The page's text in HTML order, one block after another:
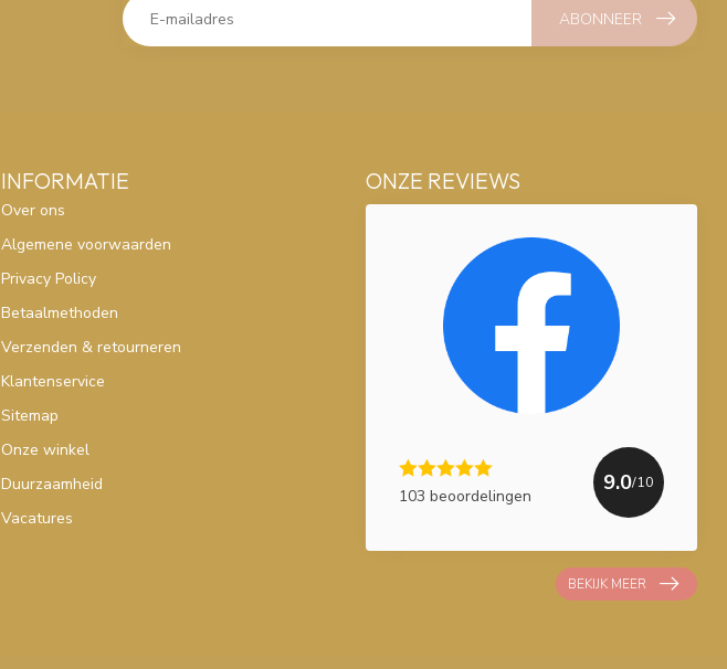
ABONNEER
INFORMATIE
Over ons
Algemene voorwaarden
Privacy Policy
Betaalmethoden
Verzenden & retourneren
Klantenservice
Sitemap
Onze winkel
Duurzaamheid
Vacatures
ONZE REVIEWS
103 beoordelingen
9.0/10
BEKIJK MEER